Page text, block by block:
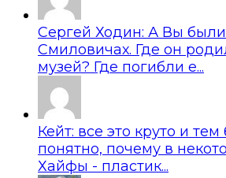
Сергей Ходин: А Вы
Смиловичах. Где он
музей? Где погибли е...
Кейт: все это круто и
понятно, почему в
Хайфы - пластик...